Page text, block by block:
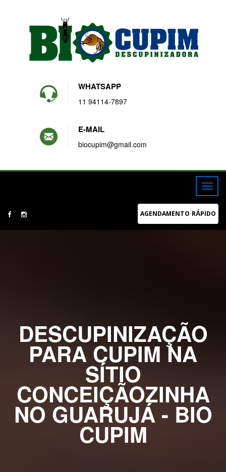
WHATSAPP
11 94114-7897
E-MAIL
biocupim@gmail.com
AGENDAMENTO RÁPIDO
DESCUPINIZAÇÃO
PARA CUPIM NA
SÍTIO
CONCEIÇÃOZINHA
NO GUARUJÁ - BIO
CUPIM